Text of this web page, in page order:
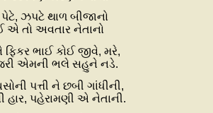
ઝપટે થાળ બીજાનો
એ તો અવતાર નેતાનો
ફિકર ભાઈ કોઈ જીવે, મરે,
એમની ભલે સહુને નડે.
પત્તી ને છબી ગાંધીની,
હાર, પહેરામણી એ નેતાની.